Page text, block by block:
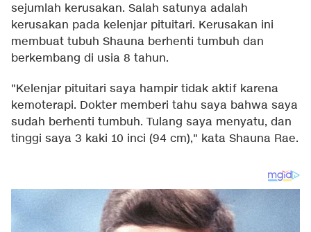
sejumlah kerusakan. Salah satunya adalah
kerusakan pada kelenjar pituitari. Kerusakan ini
membuat tubuh Shauna berhenti tumbuh dan
berkembang di usia 8 tahun.
"Kelenjar pituitari saya hampir tidak aktif karena
kemoterapi. Dokter memberi tahu saya bahwa saya
sudah berhenti tumbuh. Tulang saya menyatu, dan
tinggi saya 3 kaki 10 inci (94 cm)," kata Shauna Rae.